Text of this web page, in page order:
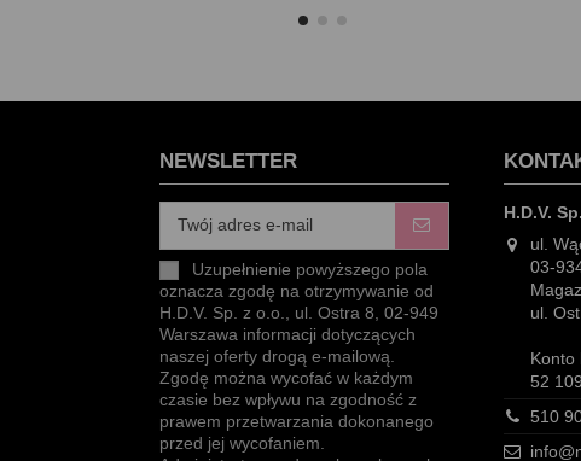
NEWSLETTER
Uzupełnienie powyższego pola
oznacza zgodę na otrzymywanie od
H.D.V. Sp. z o.o., ul. Ostra 8, 02-949
Warszawa informacji dotyczących
naszej oferty drogą e-mailową.
Zgodę można wycofać w każdym
czasie bez wpływu na zgodność z
prawem przetwarzania dokonanego
przed jej wycofaniem.
H.D.V.
ul.
03-
ul.
Konto
52
510